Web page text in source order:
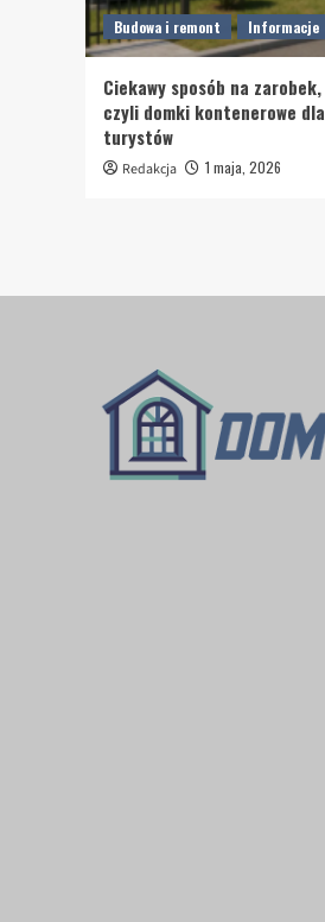
Budowa i remont Informacje
Ciekawy sposób na zarobek,
czyli domki kontenerowe dla
turystów
Redakcja 1 maja, 2026